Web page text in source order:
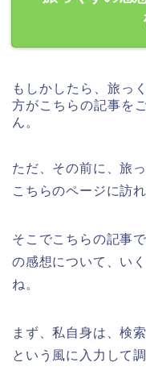
もしかしたら、旅っ
方がこちらの記事を
ん。
ただ、その前に、旅
こちらのページに訪
そこでこちらの記事
の感想について、い
ね。
まず、私自身は、検
という風に入力して